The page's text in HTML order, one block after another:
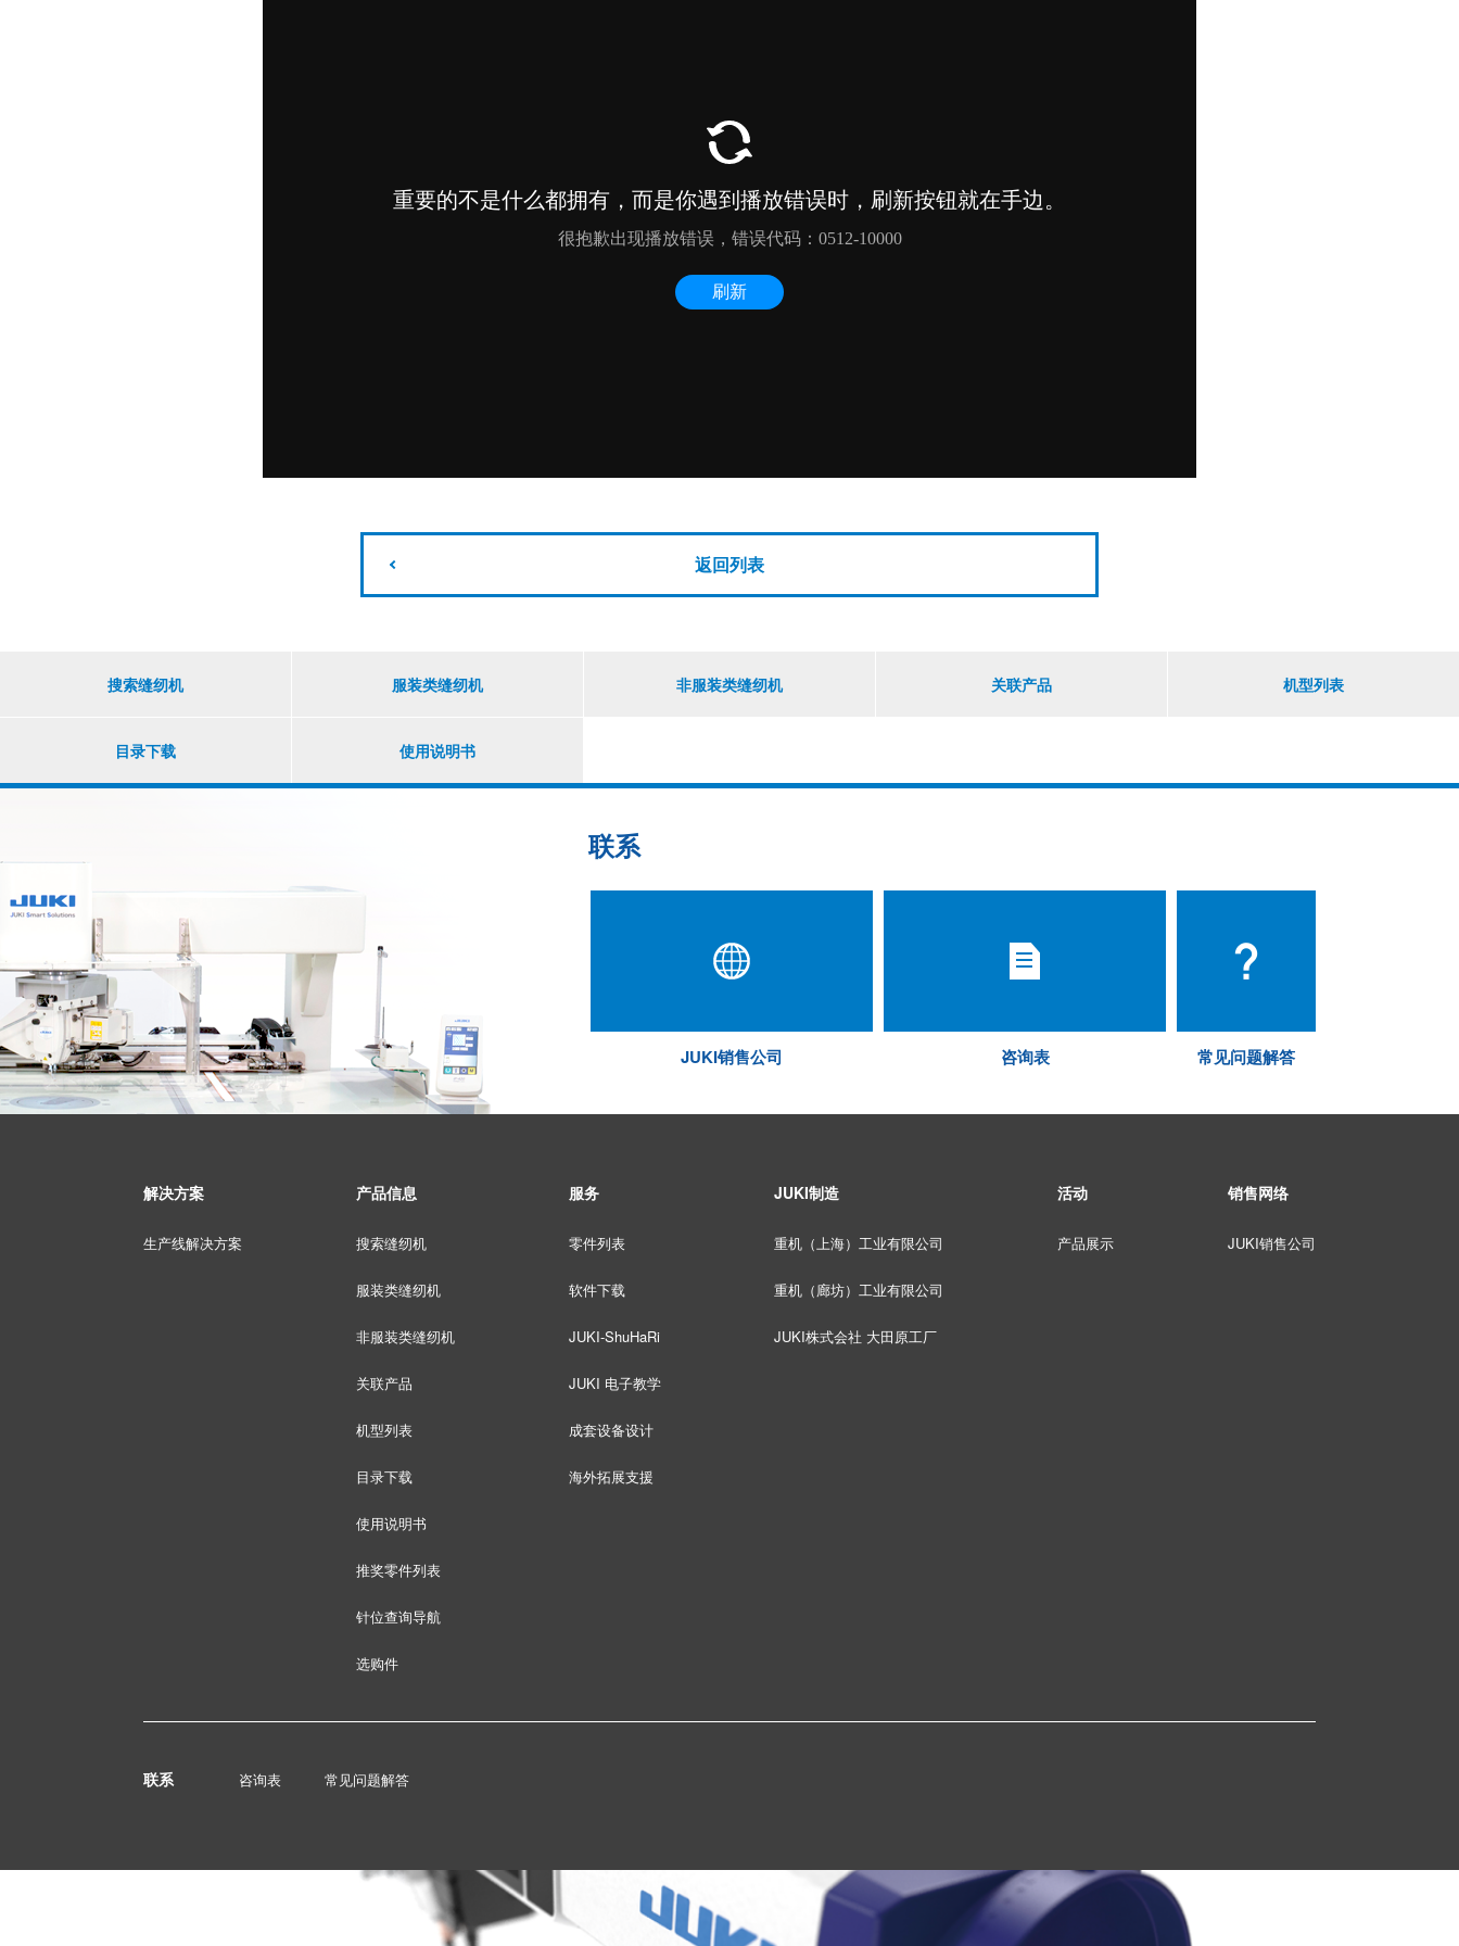
返回列表
搜索缝纫机 服装类缝纫机 非服装类缝纫机 关联产品 机型列表
目录下载 使用说明书
联系
JUKI销售公司 咨询表 常见问题解答
解决方案
生产线解决方案
产品信息
搜索缝纫机
服装类缝纫机
非服装类缝纫机
关联产品
机型列表
目录下载
使用说明书
推奖零件列表
针位查询导航
选购件
服务
零件列表
软件下载
JUKI-ShuHaRi
JUKI 电子教学
成套设备设计
海外拓展支援
JUKI制造
重机（上海）工业有限公司
重机（廊坊）工业有限公司
JUKI株式会社 大田原工厂
活动
产品展示
销售网络
JUKI销售公司
联系 咨询表 常见问题解答